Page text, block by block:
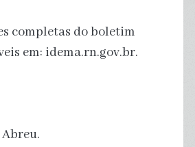
completas do boletim
em: idema.rn.gov.br.